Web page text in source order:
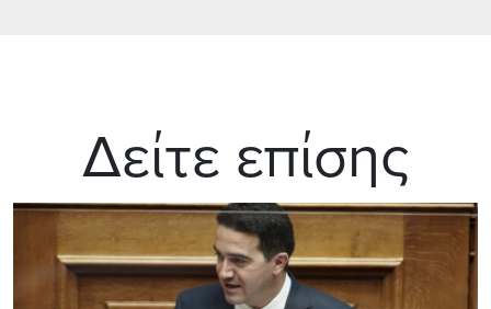
Δείτε επίσης